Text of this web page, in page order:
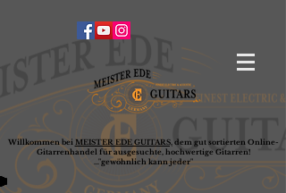
Willkommen bei MEISTER EDE GUITARS,dem gut sortierten Online-
Gitarrenhandel für ausgesuchte, hochwertige Gitarren!
..."gewöhnlich kann jeder"